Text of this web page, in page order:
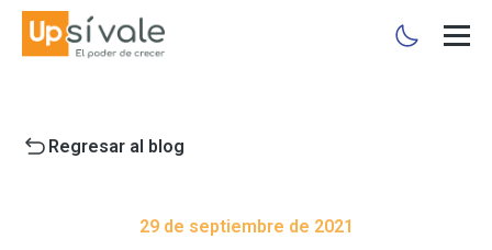
Regresar al blog
29 de septiembre de 2021